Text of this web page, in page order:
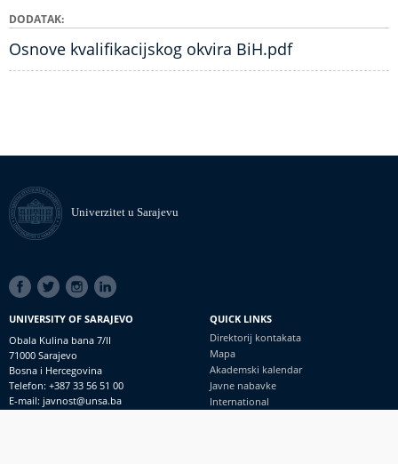
DODATAK
Osnove kvalifikacijskog okvira BiH.pdf
Univerzitet u Sarajevu
SOCIAL
LINKS
UNIVERSITY OF SARAJEVO
Obala Kulina bana 7/II
71000 Sarajevo
Bosna i Hercegovina
Telefon: +387 33 56 51 00
E-mail: javnost@unsa.ba
QUICK LINKS
Direktorij kontakata
Mapa
Akademski kalendar
Javne nabavke
International